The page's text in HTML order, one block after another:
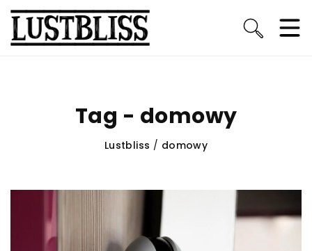
Tag - domowy
Lustbliss / domowy